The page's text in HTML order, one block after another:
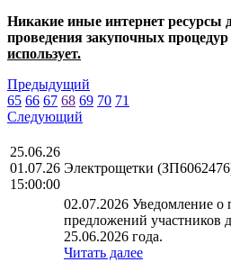
Никакие иные интернет ресурсы
проведения закупочных
использует.
Предыдущий
65 66 67 68 69 70 71
Следующий
25.06.26
01.07.26
15:00:00
Электрощетки
02.07.2026 Уведомление о
предложений участников
25.06.2026 года.
Читать далее